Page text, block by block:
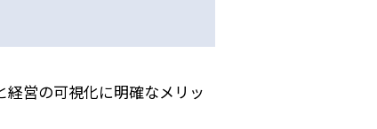
営の可視化に明確なメリッ